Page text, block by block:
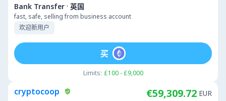
Bank Transfer · 英国
fast, safe, selling from business account
欢迎新用户
Limits: £100 - £9,000
买
cryptocoop €59,309.72 EUR